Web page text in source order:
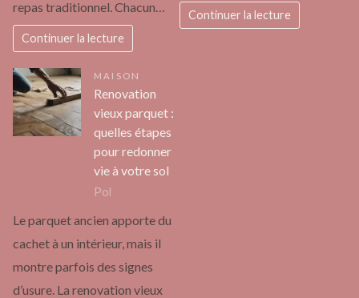
repas traditionnel. Chacun…
Continuer la lecture
Continuer la lecture
MAISON
Renovation
vieux parquet :
quelles étapes
pour redonner
vie à votre sol
Pol
Le parquet ancien apporte du
cachet à un intérieur, mais il
montre parfois des signes
d’usure. La renovation vieux